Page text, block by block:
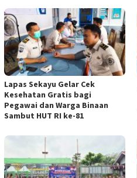
Lapas Sekayu Gelar Cek
Kesehatan Gratis bagi
Pegawai dan Warga Binaan
Sambut HUT RI ke-81